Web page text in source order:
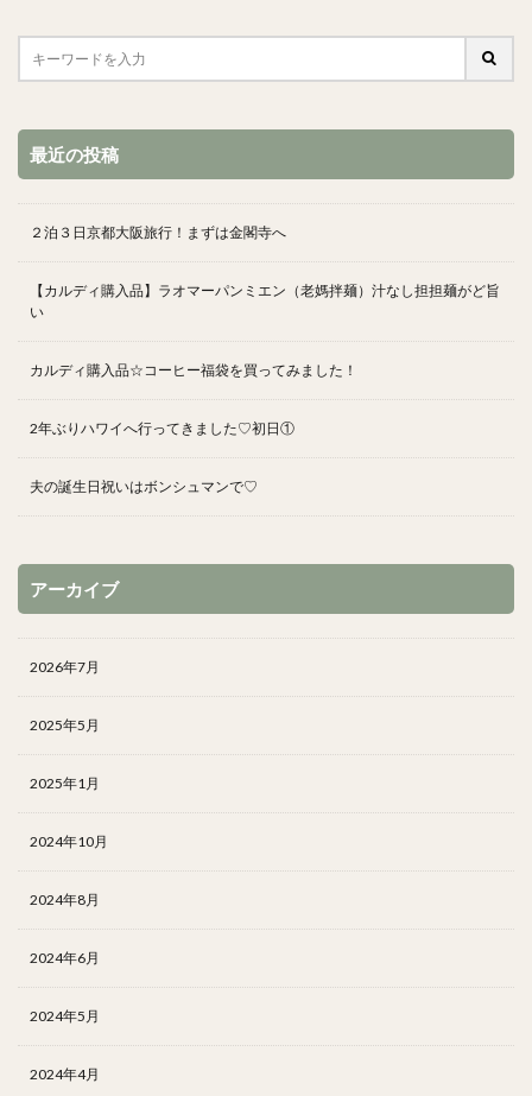
最近の投稿
２泊３日京都大阪旅行！まずは金閣寺へ
【カルディ購入品】ラオマーパンミエン（老媽拌麺）汁なし担担麺がど旨
い
カルディ購入品☆コーヒー福袋を買ってみました！
2年ぶりハワイへ行ってきました♡初日①
夫の誕生日祝いはボンシュマンで♡
アーカイブ
2026年7月
2025年5月
2025年1月
2024年10月
2024年8月
2024年6月
2024年5月
2024年4月